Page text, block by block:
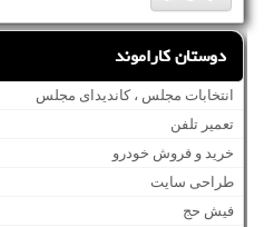
دوستان کاراموند
انتخابات مجلس ، کاندیدای مجلس
تعمیر تلفن
خرید و فروش خودرو
طراحی سایت
فیش حج